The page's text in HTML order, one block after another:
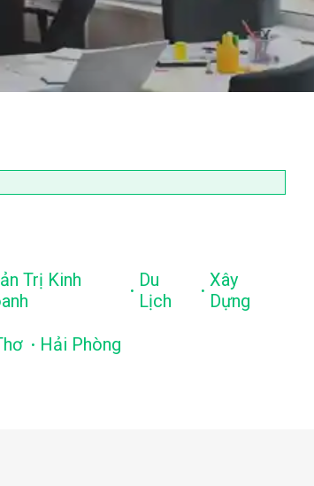
Trị Kinh
. Du
Lịch
. Xây
Dựng
. Hải Phòng